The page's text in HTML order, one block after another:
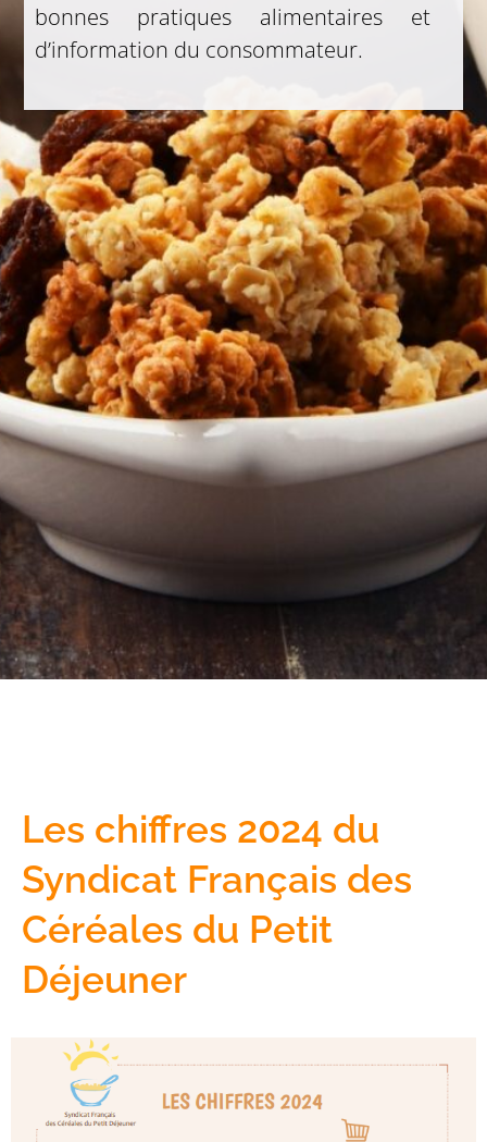
bonnes pratiques alimentaires et
d’information du consommateur.
Les chiffres 2024 du
Syndicat Français des
Céréales du Petit
Déjeuner